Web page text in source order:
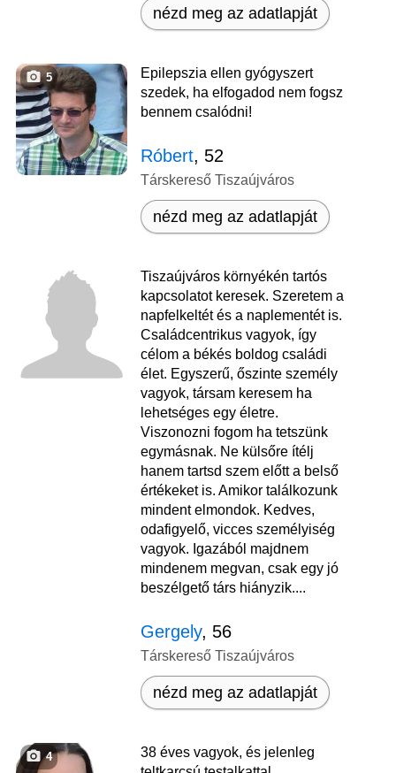
nézd meg az adatlapját
5
Epilepszia ellen gyógyszert
szedek, ha elfogadod nem fogsz
bennem csalódni!
Róbert, 52
Társkereső Tiszaújváros
nézd meg az adatlapját
Tiszaújváros környékén tartós
kapcsolatot keresek. Szeretem a
napfelkeltét és a naplementét is.
Családcentrikus vagyok, így
célom a békés boldog családi
élet. Egyszerű, őszinte személy
vagyok, társam keresem ha
lehetséges egy életre.
Viszonozni fogom ha tetszünk
egymásnak. Ne külsőre ítélj
hanem tartsd szem előtt a belső
értékeket is. Amikor találkozunk
mindent elmondok. Kedves,
odafigyelő, vicces személyiség
vagyok. Igazából majdnem
mindenem megvan, csak egy jó
beszélgető társ hiányzik....
Gergely, 56
Társkereső Tiszaújváros
nézd meg az adatlapját
4
38 éves vagyok, és jelenleg